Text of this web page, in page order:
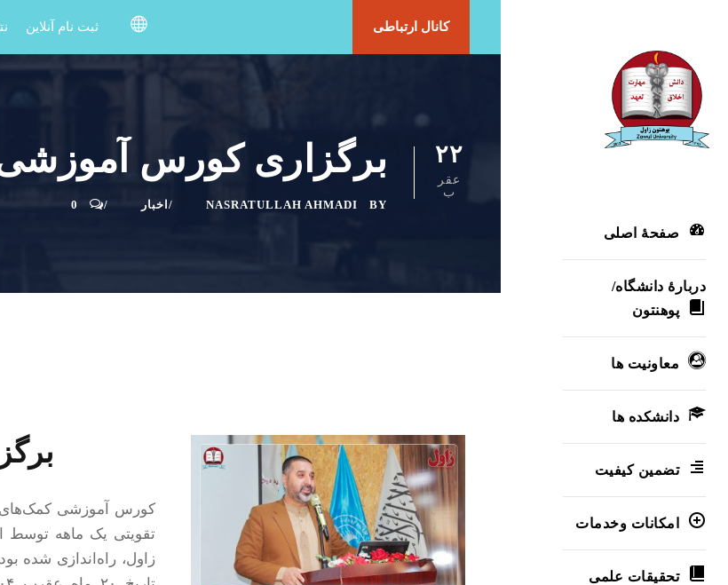
صفحۀ اصلی
دربارۀ‌ دانشگاه/
پوهنتون
معاونیت ها
دانشکده ها
تضمین کیفیت
امکانات وخدمات
تحقیقات علمی
ثبت نام آنلاین کانال ارتباطی
۲۲
عقر
ب
برگزاری کورس
BY
NASRATULLAH AHMADI اخبار 0
کورس آموزشی کمک‌های
تقویتی یک ماهه توسط
زاول، راه‌اندازی شده